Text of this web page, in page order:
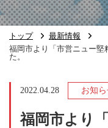
事業内容
施工実績
最新情報
トップ
最新情報
福岡市より「市営ニュー堅
た。
2022.04.28 お知
福岡市より